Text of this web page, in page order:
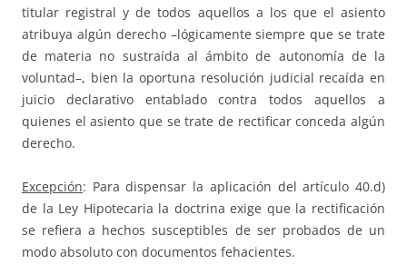
titular registral y de todos aquellos a los que el asiento
atribuya algún derecho –lógicamente siempre que se trate
de materia no sustraída al ámbito de autonomía de la
voluntad–, bien la oportuna resolución judicial recaída en
juicio declarativo entablado contra todos aquellos a
quienes el asiento que se trate de rectificar conceda algún
derecho.
Excepción: Para dispensar la aplicación del artículo 40.d)
de la Ley Hipotecaria la doctrina exige que la rectificación
se refiera a hechos susceptibles de ser probados de un
modo absoluto con documentos fehacientes.